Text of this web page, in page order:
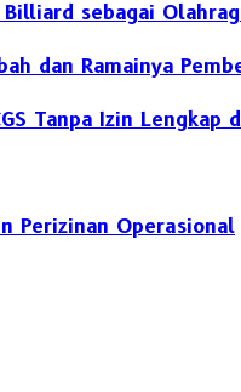
sebagai
dan Ramainya
Tanpa Izin Lengkap
Perizinan Operasional